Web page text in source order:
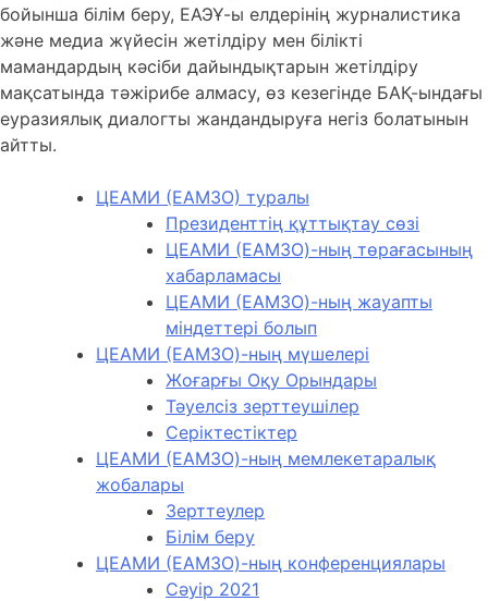
бойынша білім беру, ЕАЭҰ-ы елдерінің журналистика
және медиа жүйесін жетілдіру мен білікті
мамандардың кәсіби дайындықтарын жетілдіру
мақсатында тәжірибе алмасу, өз кезегінде БАҚ-ындағы
еуразиялық диалогты жандандыруға негіз болатынын
айтты.
ЦЕАМИ (ЕАМЗО) туралы
Президенттің құттықтау сөзі
ЦЕАМИ (ЕАМЗО)-ның төрағасының
хабарламасы
ЦЕАМИ (ЕАМЗО)-ның жауапты
міндеттері болып
ЦЕАМИ (ЕАМЗО)-ның мүшелері
Жоғарғы Оқу Орындары
Тәуелсіз зерттеушілер
Серіктестіктер
ЦЕАМИ (ЕАМЗО)-ның мемлекетаралық
жобалары
Зерттеулер
Бiлiм беру
ЦЕАМИ (ЕАМЗО)-ның конференциялары
Сәуір 2021